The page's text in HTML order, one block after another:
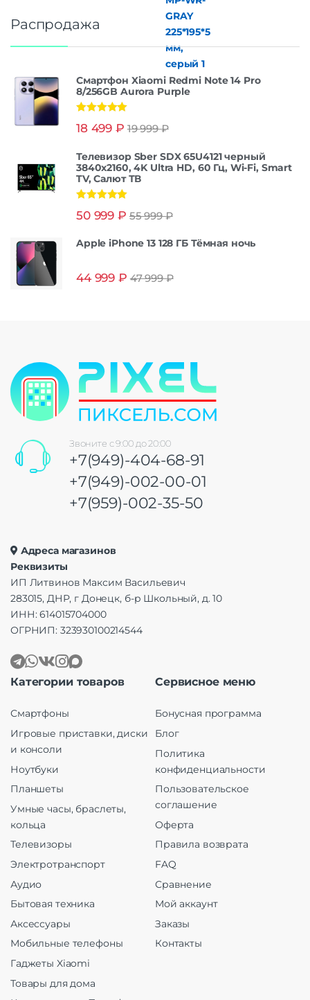
Распродажа
Смартфон Xiaomi Redmi Note 14 Pro
8/256GB Aurora Purple
из 5
18 499 ₽ 19 999₽
Телевизор Sber SDX 65U4121 черный
3840x2160, 4K Ultra HD, 60 Гц, Wi-Fi, Smart
TV, Салют ТВ
из 5
50 999 ₽ 55 999₽
Apple iPhone 13 128 ГБ Тёмная ночь
44 999 ₽ 47 999₽
Звоните с 9:00 до 20:00
+7(949)-404-68-91
+7(949)-002-00-01
+7(959)-002-35-50
Адреса магазинов
Реквизиты
ИП Литвинов Максим Васильевич
283015, ДНР, г Донецк, б-р Школьный, д. 10
ИНН: 614015704000
ОГРНИП: 323930100214544
Категории товаров
Смартфоны
Игровые приставки, диски
и консоли
Ноутбуки
Планшеты
Умные часы, браслеты,
кольца
Телевизоры
Электротранспорт
Аудио
Бытовая техника
Аксессуары
Мобильные телефоны
Гаджеты Xiaomi
Товары для дома
Сервисное меню
Бонусная программа
Блог
Политика
конфиденциальности
Пользовательское
соглашение
Оферта
Правила возврата
FAQ
Сравнение
Мой аккаунт
Заказы
Контакты